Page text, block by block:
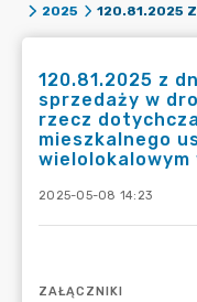
2025
120.81.2025 z
sprzedaży w
rzecz
mieszkalnego
wielolokalowym
2025-05-08 14:23
ZAŁĄCZNIKI